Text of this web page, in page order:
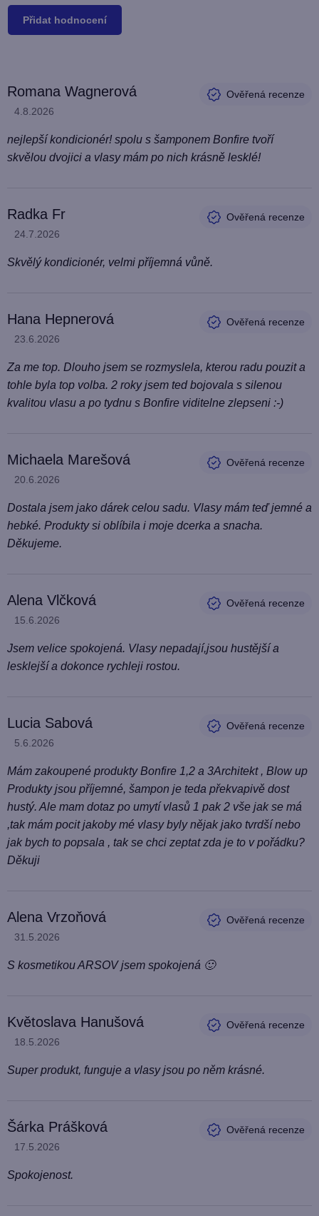
Přidat hodnocení
ý
p
i
s
d
n
o
n
Romana Wagnerová
Hodnocení produktu je 5 z 5 hvězdiček.
4.8.2026
nejlepší kondicionér! spolu s šamponem Bonfire tvoří
skvělou dvojici a vlasy mám po nich krásně lesklé!
Radka Fr
Hodnocení produktu je 5 z 5 hvězdiček.
24.7.2026
Skvělý kondicionér, velmi příjemná vůně.
Hana Hepnerová
Hodnocení produktu je 5 z 5 hvězdiček.
23.6.2026
Za me top. Dlouho jsem se rozmyslela, kterou radu pouzit a
tohle byla top volba. 2 roky jsem ted bojovala s silenou
kvalitou vlasu a po tydnu s Bonfire viditelne zlepseni :-)
Michaela Marešová
Hodnocení produktu je 5 z 5 hvězdiček.
20.6.2026
Dostala jsem jako dárek celou sadu. Vlasy mám teď jemné a
hebké. Produkty si oblíbila i moje dcerka a snacha.
Děkujeme.
Alena Vlčková
Hodnocení produktu je 5 z 5 hvězdiček.
15.6.2026
Jsem velice spokojená. Vlasy nepadají,jsou hustější a
lesklejší a dokonce rychleji rostou.
Lucia Sabová
Hodnocení produktu je 4 z 5 hvězdiček.
5.6.2026
Mám zakoupené produkty Bonfire 1,2 a 3Architekt , Blow up
Produkty jsou příjemné, šampon je teda překvapivě dost
hustý. Ale mam dotaz po umytí vlasů 1 pak 2 vše jak se má
,tak mám pocit jakoby mé vlasy byly nějak jako tvrdší nebo
jak bych to popsala , tak se chci zeptat zda je to v pořádku?
Děkuji
Alena Vrzoňová
Hodnocení produktu je 5 z 5 hvězdiček.
31.5.2026
S kosmetikou ARSOV jsem spokojená 🙂
Květoslava Hanušová
Hodnocení produktu je 5 z 5 hvězdiček.
18.5.2026
Super produkt, funguje a vlasy jsou po něm krásné.
Šárka Prášková
Hodnocení produktu je 5 z 5 hvězdiček.
17.5.2026
Spokojenost.